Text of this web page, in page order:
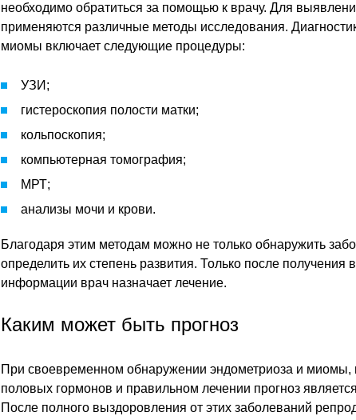
необходимо обратиться за помощью к врачу. Для
применяются различные методы исследования.
миомы включает следующие процедуры:
УЗИ;
гистероскопия полости матки;
кольпоскопия;
компьютерная томография;
МРТ;
анализы мочи и крови.
Благодаря этим методам можно не только обнаружить
определить их степень развития. Только после получения
информации врач назначает лечение.
Каким может быть прогноз
При своевременном обнаружении эндометриоза и миомы,
половых гормонов и правильном лечении прогноз
После полного выздоровления от этих заболеваний